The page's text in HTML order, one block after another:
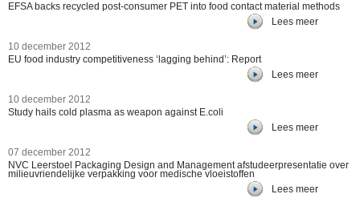
EFSA backs recycled post-consumer PET into food contact material methods
Lees meer
10 december 2012
EU food industry competitiveness ‘lagging behind’: Report
Lees meer
10 december 2012
Study hails cold plasma as weapon against E.coli
Lees meer
07 december 2012
NVC Leerstoel Packaging Design and Management afstudeerpresentatie over
milieuvriendelijke verpakking voor medische vloeistoffen
Lees meer